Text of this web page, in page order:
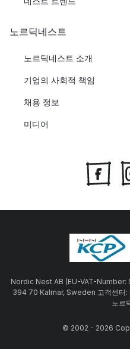
노르딕네스트
노르딕네스트 소개
기업의 사회적 책임
채용 정보
미디어
Nordic Nest AB (EU-VAT-
394 70 Kalmar, Sweden 고객센터
노르
© 2002 - 2026